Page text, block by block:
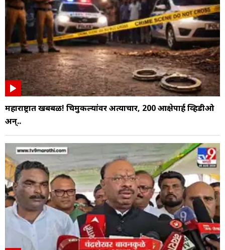
महाराष्ट्रात खबबळ! चिमुकल्यांवर अत्याचार, 200 आक्षेपार्ह व्हिडीओ
अन्..